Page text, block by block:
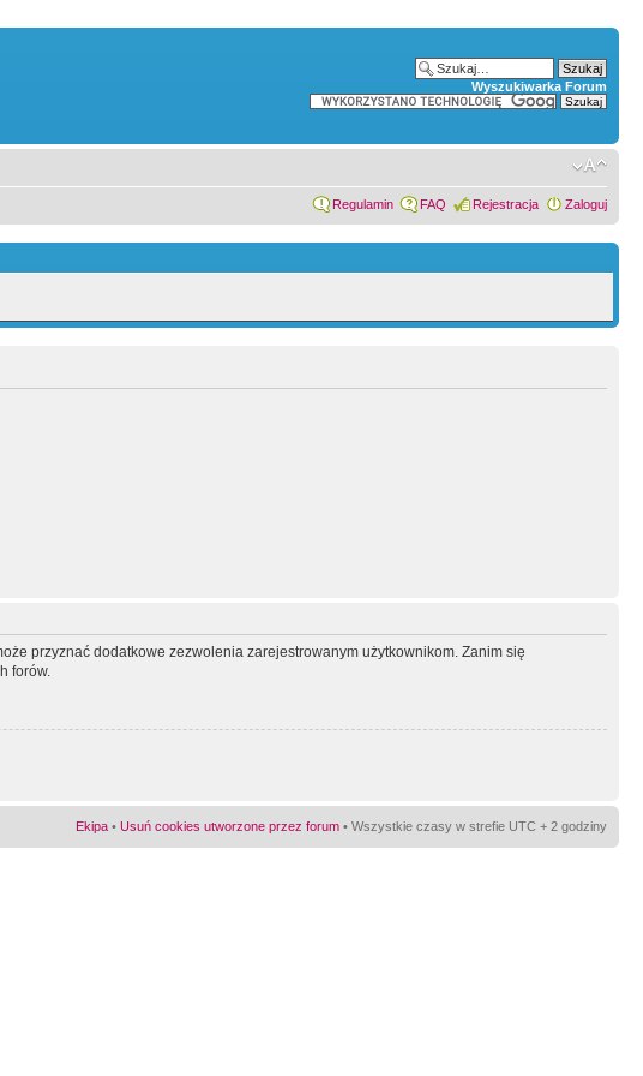
Wyszukiwarka Forum
Regulamin FAQ Rejestracja Zaloguj
przyznać dodatkowe zezwolenia zarejestrowanym użytkownikom. Zanim się
forów.
Ekipa • Usuń cookies utworzone przez forum • Wszystkie czasy w strefie UTC + 2 godziny